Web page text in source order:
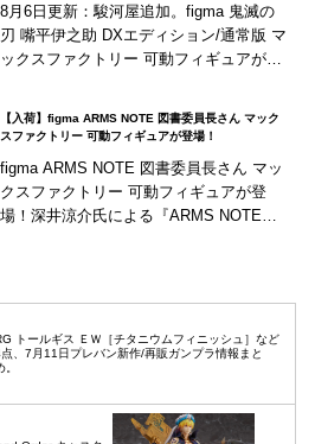
8月6日更新：駿河屋追加。figma 鬼滅の
刃 嘴平伊之助 DXエディション/通常版 マ
ックスファクトリー 可動フィギュアが予
【入荷】figma ARMS NOTE 図書委員長さん マック
スファクトリー 可動フィギュアが登場！
figma ARMS NOTE 図書委員長さん マッ
クスファクトリー 可動フィギュアが登
場！深井涼介氏による『ARMS NOTE』
トールギス ＥＷ［チタニウムフィニッシュ］など
、7月11日プレバン新作/再販ガンプラ情報まと
。